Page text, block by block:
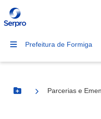
Prefeitura de Formiga
Botão Menu
Parcerias e